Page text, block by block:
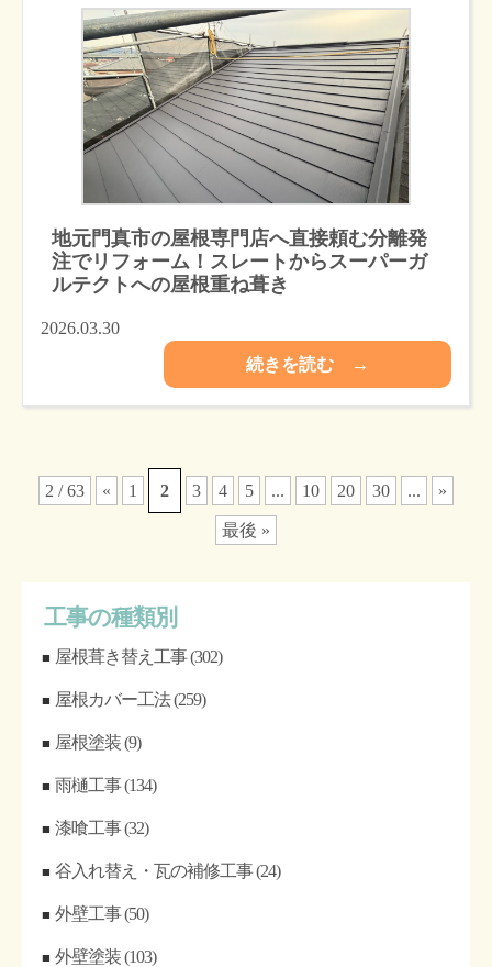
地元門真市の屋根専門店へ直接頼む分離発
注でリフォーム！スレートからスーパーガ
ルテクトへの屋根重ね葺き
2026.03.30
続きを読む →
2 / 63 « 1 2 3 4 5 ... 10 20 30 ... »
最後 »
工事の種類別
屋根葺き替え工事(302)
屋根カバー工法(259)
屋根塗装(9)
雨樋工事(134)
漆喰工事(32)
谷入れ替え・瓦の補修工事(24)
外壁工事(50)
外壁塗装(103)